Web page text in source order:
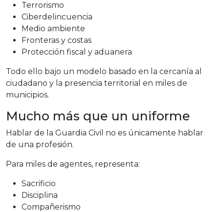
Terrorismo
Ciberdelincuencia
Medio ambiente
Fronteras y costas
Protección fiscal y aduanera
Todo ello bajo un modelo basado en la cercanía al
ciudadano y la presencia territorial en miles de
municipios.
Mucho más que un uniforme
Hablar de la Guardia Civil no es únicamente hablar
de una profesión.
Para miles de agentes, representa:
Sacrificio
Disciplina
Compañerismo